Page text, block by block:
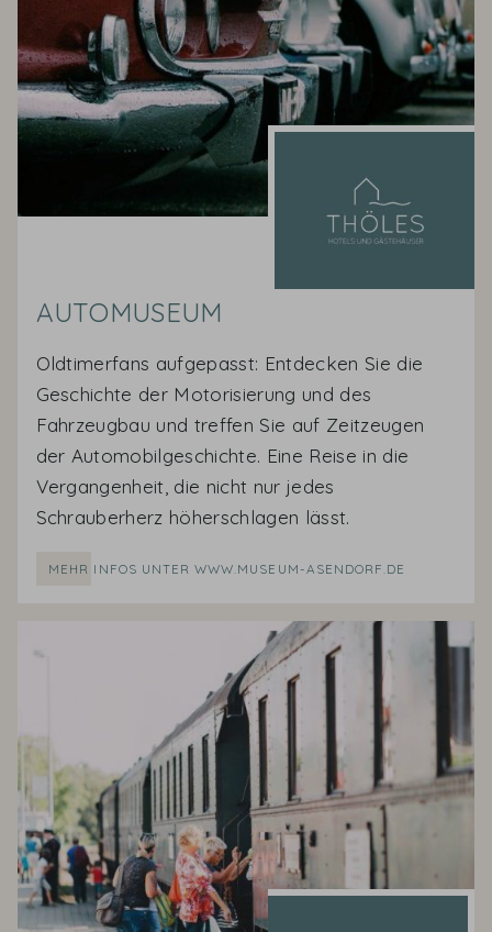
AUTOMUSEUM
Oldtimerfans aufgepasst: Entdecken Sie die
Geschichte der Motorisierung und des
Fahrzeugbau und treffen Sie auf Zeitzeugen
der Automobilgeschichte. Eine Reise in die
Vergangenheit, die nicht nur jedes
Schrauberherz höherschlagen lässt.
MEHR INFOS UNTER WWW.MUSEUM-ASENDORF.DE